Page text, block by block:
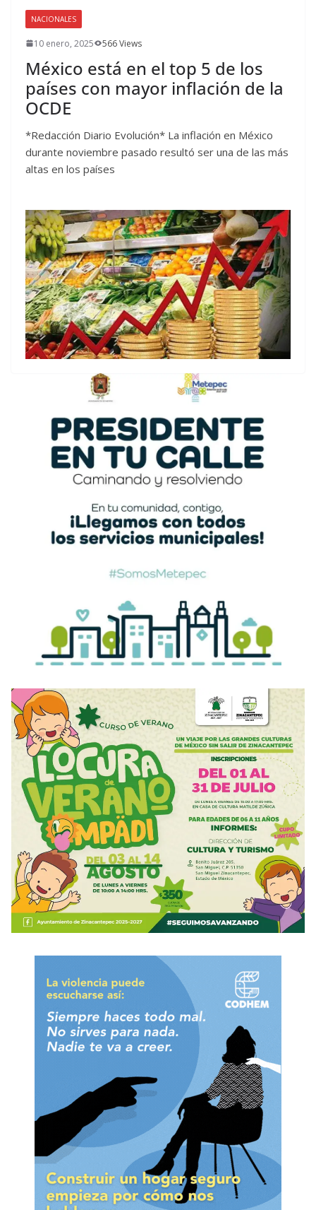
NACIONALES
10 enero, 2025 566 Views
México está en el top 5 de los
países con mayor inflación de la
OCDE
*Redacción Diario Evolución* La inflación en México
durante noviembre pasado resultó ser una de las más
altas en los países